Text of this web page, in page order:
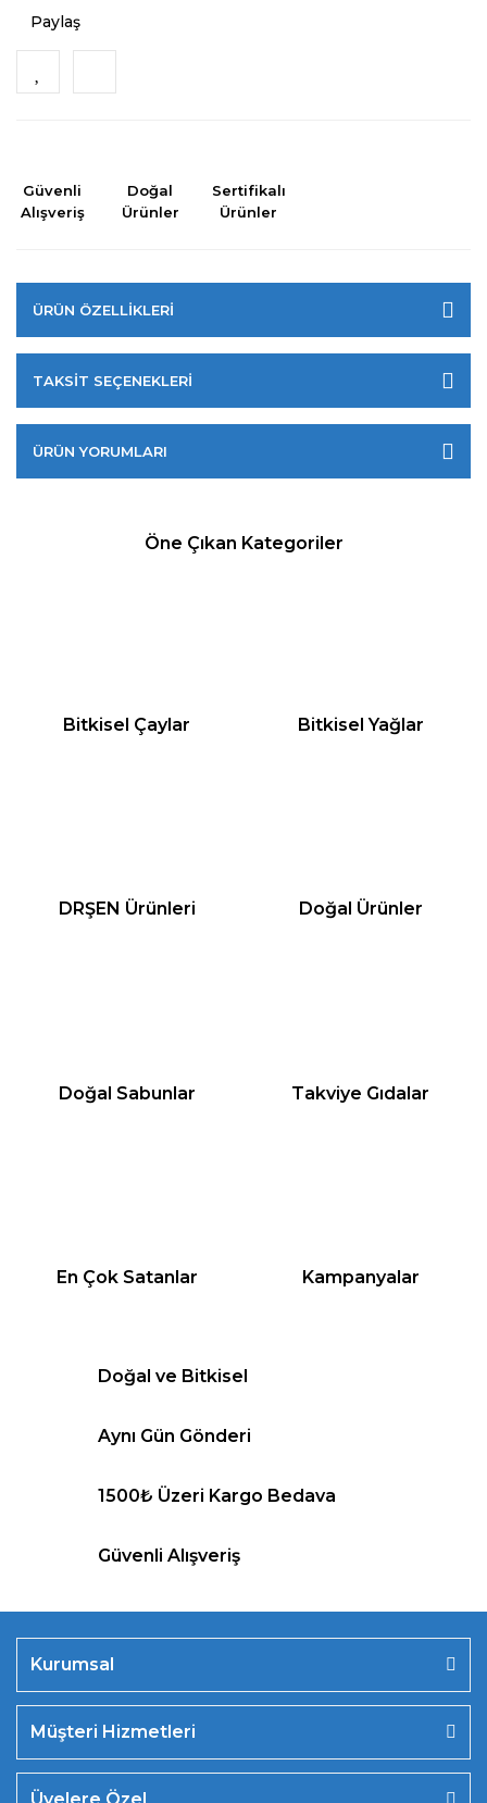
Paylaş
Güvenli
Alışveriş
Doğal
Ürünler
Sertifikalı
Ürünler
ÜRÜN ÖZELLİKLERİ
TAKSİT SEÇENEKLERİ
ÜRÜN YORUMLARI
Öne Çıkan Kategoriler
Bitkisel Çaylar Bitkisel Yağlar
DRŞEN Ürünleri Doğal Ürünler
Doğal Sabunlar Takviye Gıdalar
En Çok Satanlar Kampanyalar
Doğal ve Bitkisel
Aynı Gün Gönderi
1500₺ Üzeri Kargo Bedava
Güvenli Alışveriş
Kurumsal
Müşteri Hizmetleri